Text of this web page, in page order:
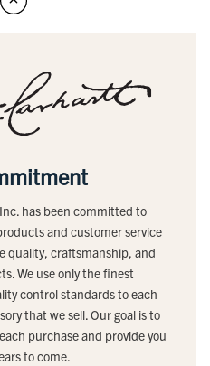
has been committed to
and customer service
quality, craftsmanship, and
We use only the finest
control standards to each
that we sell. Our goal is to
purchase and provide you
to come.